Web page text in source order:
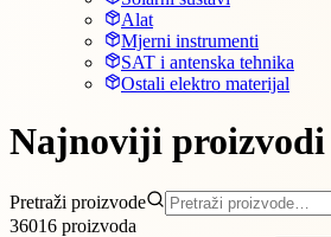
Alat
Mjerni instrumenti
SAT i antenska tehnika
Ostali elektro materijal
Najnoviji proizvodi
Pretraži proizvode
36016 proizvoda